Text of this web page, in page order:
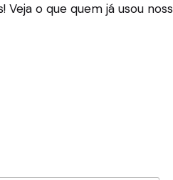
o que quem já usou